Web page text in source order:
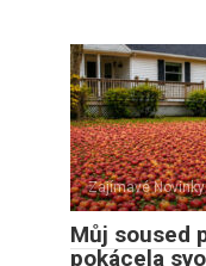
Zajímavé Novinky
Můj soused
pokácela